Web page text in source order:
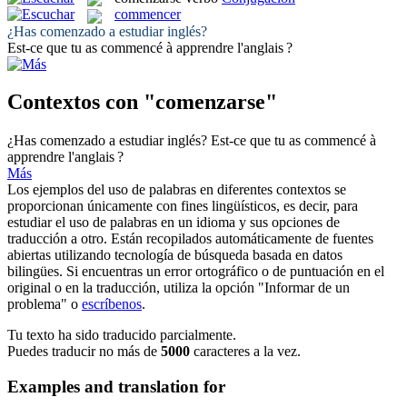
commencer
¿Has comenzado a estudiar inglés?
Est-ce que tu as commencé à apprendre l'anglais ?
Contextos con "comenzarse"
¿Has comenzado a estudiar inglés? Est-ce que tu as commencé à
apprendre l'anglais ?
Más
Los ejemplos del uso de palabras en diferentes contextos se
proporcionan únicamente con fines lingüísticos, es decir, para
estudiar el uso de palabras en un idioma y sus opciones de
traducción a otro. Están recopilados automáticamente de fuentes
abiertas utilizando tecnología de búsqueda basada en datos
bilingües. Si encuentras un error ortográfico o de puntuación en el
original o en la traducción, utiliza la opción "Informar de un
problema" o escríbenos.
Tu texto ha sido traducido parcialmente.
Puedes traducir no más de 5000 caracteres a la vez.
Examples and translation for